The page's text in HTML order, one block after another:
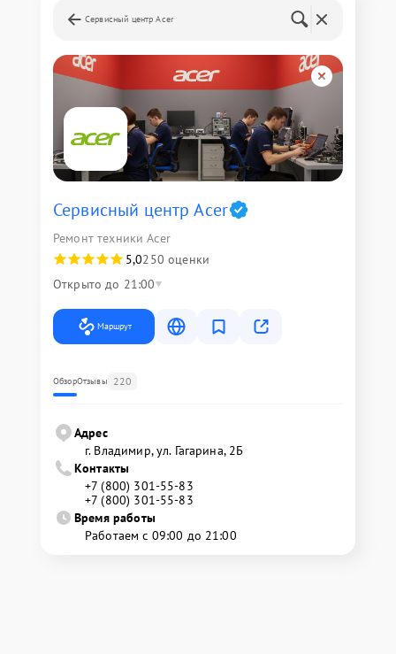
Сервисный центр Acer
Сервисный центр Acer
Ремонт техники Acer
5,0250 оценки
Открыто до 21:00
Маршрут
ОбзорОтзывы 220
Адрес
г. Владимир, ул. Гагарина, 2Б
Контакты
+7 (800) 301-55-83
+7 (800) 301-55-83
Время работы
Работаем с 09:00 до 21:00